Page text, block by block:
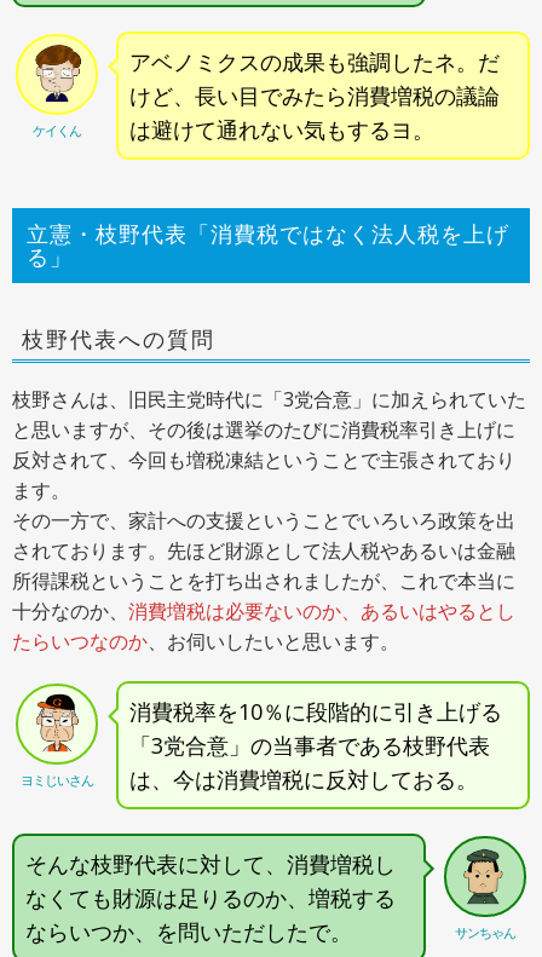
ケイくん
アベノミクスの成果も強調したネ。だ
けど、長い目でみたら消費増税の議論
は避けて通れない気もするヨ。
立憲・枝野代表「消費税ではなく法人税を上げ
る」
枝野代表への質問
枝野さんは、旧民主党時代に「3党合意」に加えられていた
と思いますが、その後は選挙のたびに消費税率引き上げに
反対されて、今回も増税凍結ということで主張されており
ます。
その一方で、家計への支援ということでいろいろ政策を出
されております。先ほど財源として法人税やあるいは金融
所得課税ということを打ち出されましたが、これで本当に
十分なのか、 消費増税は必要ないのか、あるいはやるとし
たらいつなのか、お伺いしたいと思います。
ヨミじいさん
消費税率を10％に段階的に引き上げる
「3党合意」の当事者である枝野代表
は、今は消費増税に反対しておる。
サンちゃん
そんな枝野代表に対して、消費増税し
なくても財源は足りるのか、増税する
ならいつか、を問いただしたで。